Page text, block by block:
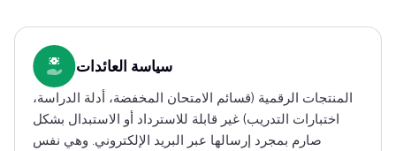
سياسة العائدات
المنتجات الرقمية (قسائم الامتحان المخفضة، أدلة الدراسة،
اختبارات التدريب) غير قابلة للاسترداد أو الاستبدال بشكل
صارم بمجرد إرسالها عبر البريد الإلكتروني. وهي نفس